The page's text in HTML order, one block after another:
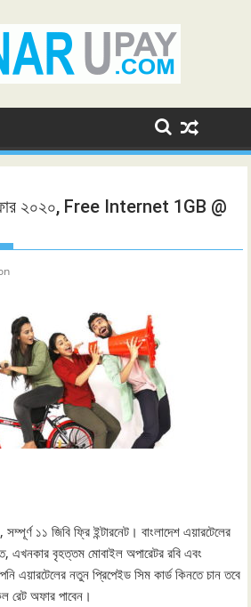
২০২০, Free Internet 1GB @
১১ জিবি ফ্রি ইন্টারনেট। বাংলাদেশ এয়ারটেলের
এখনকার বৃহত্তম মোবাইল অপারেটর রবি এবং
এয়ারটেলের নতুন প্রিপেইড সিম কার্ড কিনতে চান তবে
রেট অফার পাবেন।